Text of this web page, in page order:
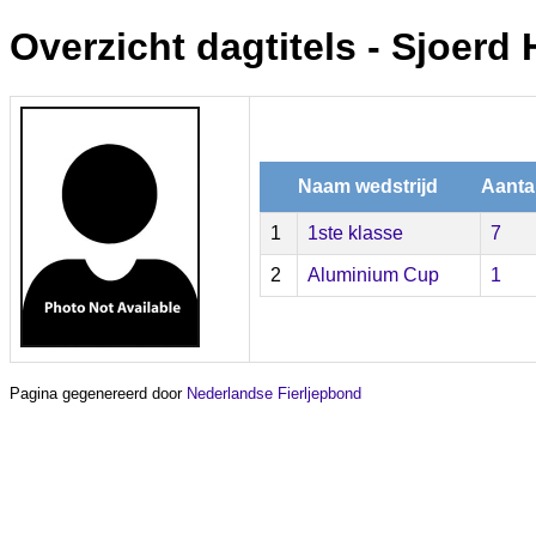
Overzicht dagtitels - Sjoerd
Naam wedstrijd
1 1ste klasse 7
2 Aluminium Cup 1
Pagina gegenereerd door Nederlandse Fierljepbond